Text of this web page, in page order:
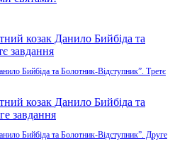
Бийбіда та Болотник-Відступник”. Третє
Бийбіда та Болотник-Відступник”. Друге